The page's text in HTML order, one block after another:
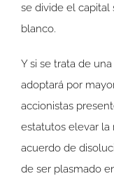
se divide el capital
blanco.
Y si se trata de
adoptará por
accionistas
estatutos elevar la
acuerdo de
de ser plasmado